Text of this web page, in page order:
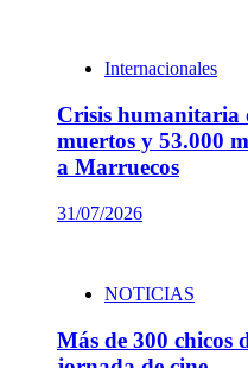
Internacionales
Crisis humanitaria
muertos y 53.000
a Marruecos
31/07/2026
NOTICIAS
Más de 300 chicos